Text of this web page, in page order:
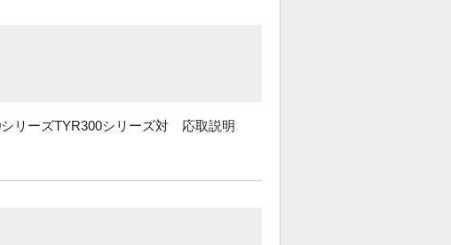
リーズTYR300シリーズ対 応取説明